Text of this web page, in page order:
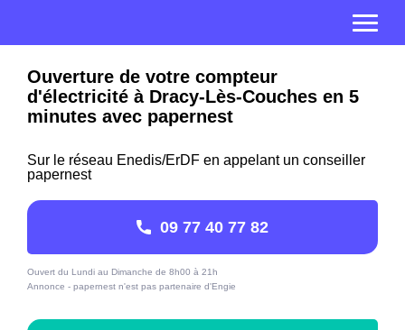
Ouverture de votre compteur
d'électricité à Dracy-Lès-Couches en 5
minutes avec papernest
Sur le réseau Enedis/ErDF en appelant un conseiller
papernest
09 77 40 77 82
Ouvert du Lundi au Dimanche de 8h00 à 21h
Annonce - papernest n'est pas partenaire d'Engie